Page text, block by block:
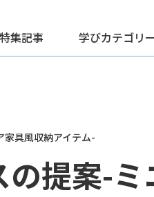
特集記事 学びカテゴリー
家具風収納アイテム-
提案-ミ